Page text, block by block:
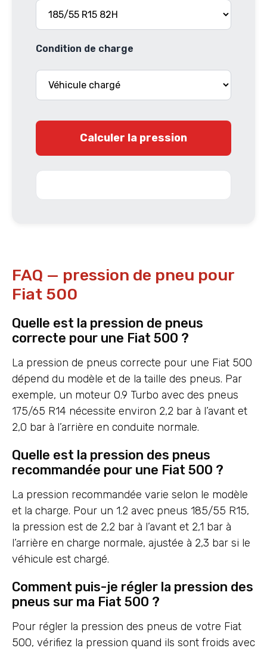
Condition de charge
Calculer la pression
FAQ — pression de pneu pour
Fiat 500
Quelle est la pression de pneus
correcte pour une Fiat 500 ?
La pression de pneus correcte pour une Fiat 500
dépend du modèle et de la taille des pneus. Par
exemple, un moteur 0.9 Turbo avec des pneus
175/65 R14 nécessite environ 2,2 bar à l’avant et
2,0 bar à l’arrière en conduite normale.
Quelle est la pression des pneus
recommandée pour une Fiat 500 ?
La pression recommandée varie selon le modèle
et la charge. Pour un 1.2 avec pneus 185/55 R15,
la pression est de 2,2 bar à l’avant et 2,1 bar à
l’arrière en charge normale, ajustée à 2,3 bar si le
véhicule est chargé.
Comment puis-je régler la pression des
pneus sur ma Fiat 500 ?
Pour régler la pression des pneus de votre Fiat
500, vérifiez la pression quand ils sont froids avec